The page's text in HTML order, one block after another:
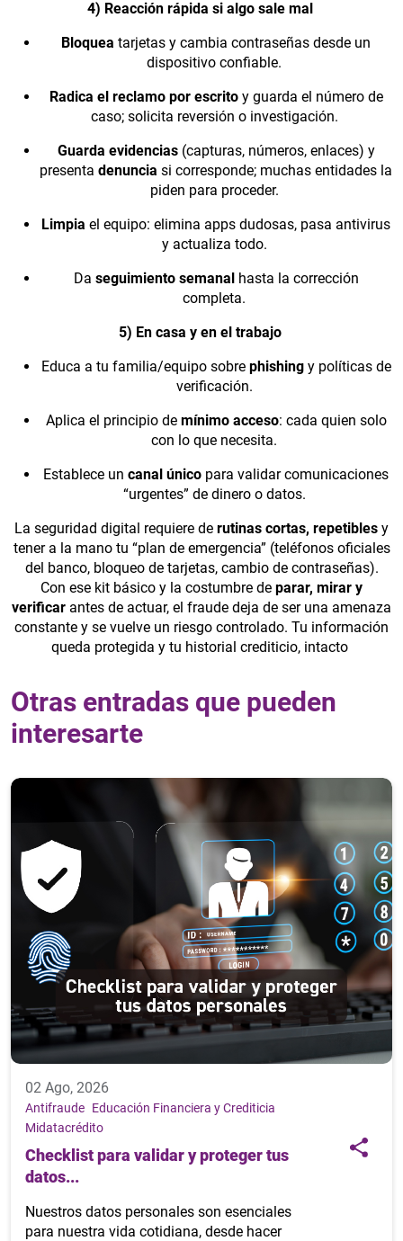
4) Reacción rápida si algo sale mal
Bloquea tarjetas y cambia contraseñas desde un
dispositivo confiable.
Radica el reclamo por escritoy guarda el número de
caso; solicita reversión o investigación.
Guarda evidencias(capturas, números, enlaces) y
presenta denuncia si corresponde; muchas entidades la
piden para proceder.
Limpia el equipo: elimina apps dudosas, pasa antivirus
y actualiza todo.
Da seguimiento semanalhasta la corrección
completa.
5) En casa y en el trabajo
Educa a tu familia/equipo sobre phishingy políticas de
verificación.
Aplica el principio de mínimo acceso: cada quien solo
con lo que necesita.
Establece un canal único para validar comunicaciones
“urgentes” de dinero o datos.
La seguridad digital requiere de rutinas cortas, repetibles y
tener a la mano tu “plan de emergencia” (teléfonos oficiales
del banco, bloqueo de tarjetas, cambio de contraseñas).
Con ese kit básico y la costumbre de parar, mirar y
verificar antes de actuar, el fraude deja de ser una amenaza
constante y se vuelve un riesgo controlado. Tu información
queda protegida y tu historial crediticio, intacto
Otras entradas que pueden
interesarte
02 Ago, 2026
Antifraude Educación Financiera y Crediticia
Midatacrédito
Checklist para validar y proteger tus
datos...
Nuestros datos personales son esenciales
para nuestra vida cotidiana, desde hacer